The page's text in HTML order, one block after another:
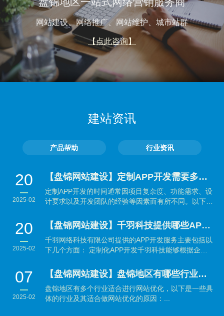
网站建设、网络推广、网站维护、城市站群
【点此咨询】
建站资讯
产品帮助 行业资讯
20
2025-02
【盘锦网站建设】定制APP开发需要多长时间？
定制APP开发的时间通常因项目复杂度、功能需求、设
计要求以及开发团队的经验等因素而有所不同。以下是
20
2025-02
【盘锦网站建设】千羽科技提供哪些APP开发服务？
千羽网络科技有限公司提供的APP开发服务主要包括以
下几个方面： 定制化APP开发千羽科技能够根据企业
07
2025-02
【盘锦网站建设】盘锦地区有哪些行业适合做网站优化？
盘锦地区有多个行业适合进行网站优化，以下是一些具
体的行业及其适合做网站优化的原因：...